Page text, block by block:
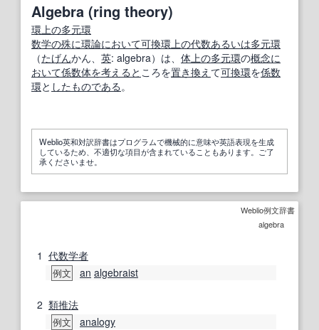
Algebra (ring theory)
環上の多元環
数学の殊に環論において可換環上の代数あるいは多元環
（たげんかん、 英: algebra）は、 体上の多元環の概念に
おいて係数体を考えると ころを置き換え て可換環を係数
環と したものである。
Weblio英和対訳辞書はプログラムで機械的に意味や英語表現を生成
しているため、不適切な項目が含まれていることもあります。ご了
承くださいませ。
Weblio例文辞書
algebra
1 代数学者
例文 an algebraist
2 類推法
例文 analogy